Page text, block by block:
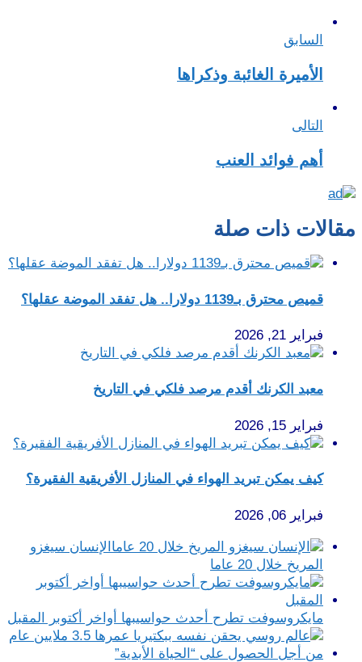
السابق
الأميرة الغائبة وذكراها
التالى
أهم فوائد العنب
مقالات ذات صلة
قميص محترق بـ1139 دولارا.. هل تفقد الموضة عقلها؟
فبراير 21, 2026
معبد الكرنك أقدم مرصد فلكي في التاريخ
فبراير 15, 2026
كيف يمكن تبريد الهواء في المنازل الأفريقية الفقيرة؟
فبراير 06, 2026
الإنسان سيغزو
المريخ خلال 20 عاما
مايكروسوفت تطرح أحدث حواسيبها أواخر أكتوبر المقبل